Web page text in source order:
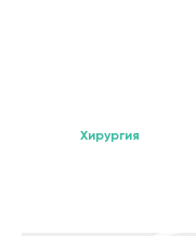
Хирургия